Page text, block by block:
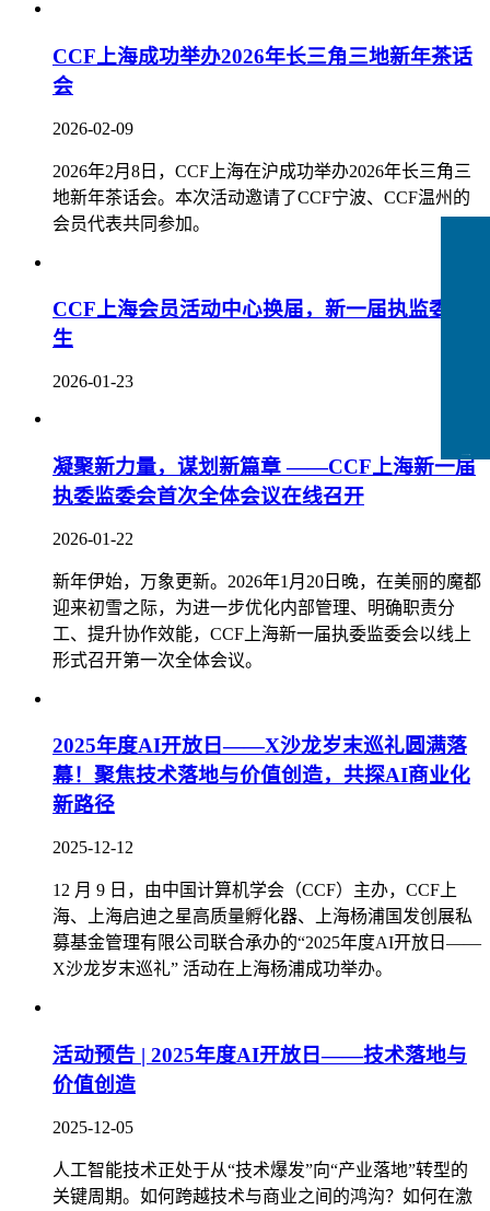
CCF上海成功举办2026年长三角三地新年茶话
会
2026-02-09
2026年2月8日，CCF上海在沪成功举办2026年长三角三
地新年茶话会。本次活动邀请了CCF宁波、CCF温州的
会员代表共同参加。
CCF上海会员活动中心换届，新一届执监委产
生
2026-01-23
凝聚新力量，谋划新篇章 ——CCF上海新一届
执委监委会首次全体会议在线召开
2026-01-22
新年伊始，万象更新。2026年1月20日晚，在美丽的魔都
迎来初雪之际，为进一步优化内部管理、明确职责分
工、提升协作效能，CCF上海新一届执委监委会以线上
形式召开第一次全体会议。
2025年度AI开放日——X沙龙岁末巡礼圆满落
幕！聚焦技术落地与价值创造，共探AI商业化
新路径
2025-12-12
12 月 9 日，由中国计算机学会（CCF）主办，CCF上
海、上海启迪之星高质量孵化器、上海杨浦国发创展私
募基金管理有限公司联合承办的“2025年度AI开放日——
X沙龙岁末巡礼” 活动在上海杨浦成功举办。
活动预告 | 2025年度AI开放日——技术落地与
价值创造
2025-12-05
人工智能技术正处于从“技术爆发”向“产业落地”转型的
关键周期。如何跨越技术与商业之间的鸿沟？如何在激